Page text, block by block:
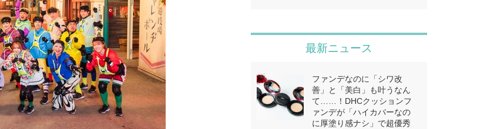
最新ニュース
ファンデなのに「シワ改
善」と「美白」も叶うなん
て……！DHCクッションフ
ァンデが「ハイカバーなの
に厚塗り感ナシ」で超優秀